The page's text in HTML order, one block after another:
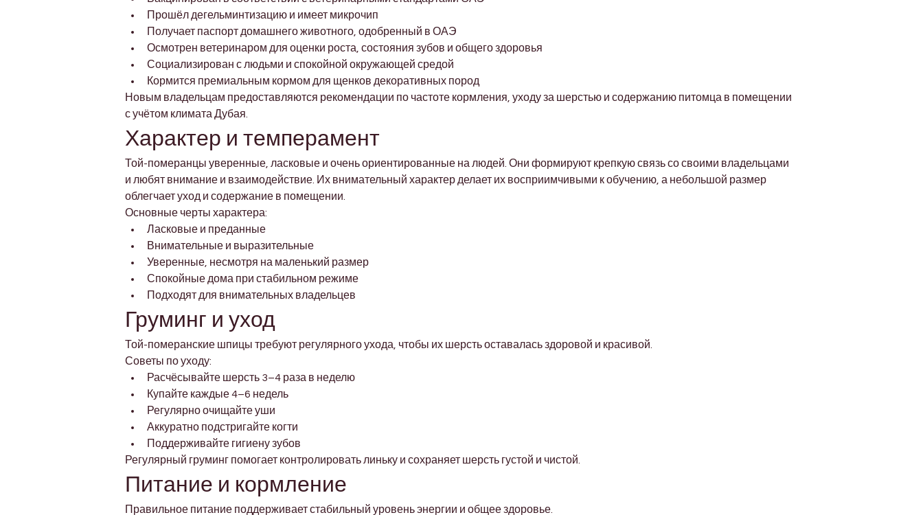
Прошёл дегельминтизацию и имеет микрочип
Получает паспорт домашнего животного, одобренный в ОАЭ
Осмотрен ветеринаром для оценки роста, состояния зубов и общего здоровья
Социализирован с людьми и спокойной окружающей средой
Кормится премиальным кормом для щенков декоративных пород
Новым владельцам предоставляются рекомендации по частоте кормления, уходу за шерстью и содержанию питомца в помещении
с учётом климата Дубая.
Характер и темперамент
Той-померанцы уверенные, ласковые и очень ориентированные на людей. Они формируют крепкую связь со своими владельцами
и любят внимание и взаимодействие. Их внимательный характер делает их восприимчивыми к обучению, а небольшой размер
облегчает уход и содержание в помещении.
Основные черты характера:
Ласковые и преданные
Внимательные и выразительные
Уверенные, несмотря на маленький размер
Спокойные дома при стабильном режиме
Подходят для внимательных владельцев
Груминг и уход
Той-померанские шпицы требуют регулярного ухода, чтобы их шерсть оставалась здоровой и красивой.
Советы по уходу:
Расчёсывайте шерсть 3–4 раза в неделю
Купайте каждые 4–6 недель
Регулярно очищайте уши
Аккуратно подстригайте когти
Поддерживайте гигиену зубов
Регулярный груминг помогает контролировать линьку и сохраняет шерсть густой и чистой.
Питание и кормление
Правильное питание поддерживает стабильный уровень энергии и общее здоровье.